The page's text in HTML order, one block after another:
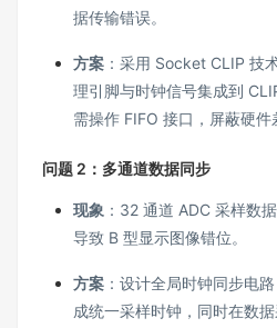
据传输错误。
方案 ：采用 Socket CLIP 技
理引脚与时钟信号集成到
需操作 FIFO 接口，屏蔽硬件
问题 2：多通道数据同步
现象 ：32 通道 ADC 采样数
导致 B 型显示图像错位。
方案 ：设计全局时钟同步电
成统一采样时钟，同时在数